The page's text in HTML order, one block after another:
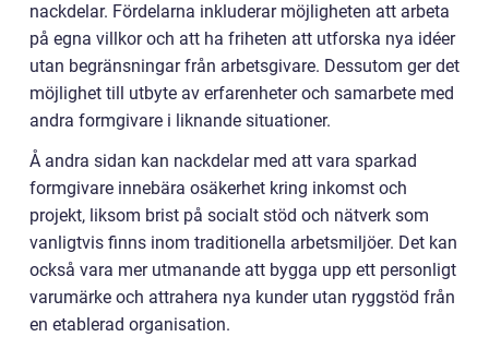
nackdelar. Fördelarna inkluderar möjligheten att arbeta
på egna villkor och att ha friheten att utforska nya idéer
utan begränsningar från arbetsgivare. Dessutom ger det
möjlighet till utbyte av erfarenheter och samarbete med
andra formgivare i liknande situationer.
Å andra sidan kan nackdelar med att vara sparkad
formgivare innebära osäkerhet kring inkomst och
projekt, liksom brist på socialt stöd och nätverk som
vanligtvis finns inom traditionella arbetsmiljöer. Det kan
också vara mer utmanande att bygga upp ett personligt
varumärke och attrahera nya kunder utan ryggstöd från
en etablerad organisation.